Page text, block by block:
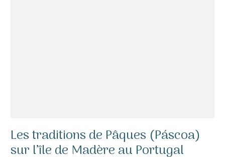
Les traditions de Pâques (Páscoa)
sur l’île de Madère au Portugal